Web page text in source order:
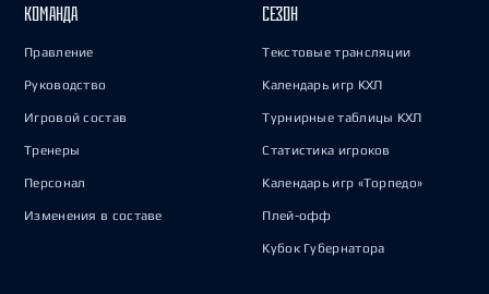
КОМАНДА
Правление
Руководство
Игровой состав
Тренеры
Персонал
Изменения в составе
СЕЗОН
Текстовые трансляции
Календарь игр КХЛ
Турнирные таблицы КХЛ
Статистика игроков
Календарь игр «Торпедо»
Плей-офф
Кубок Губернатора